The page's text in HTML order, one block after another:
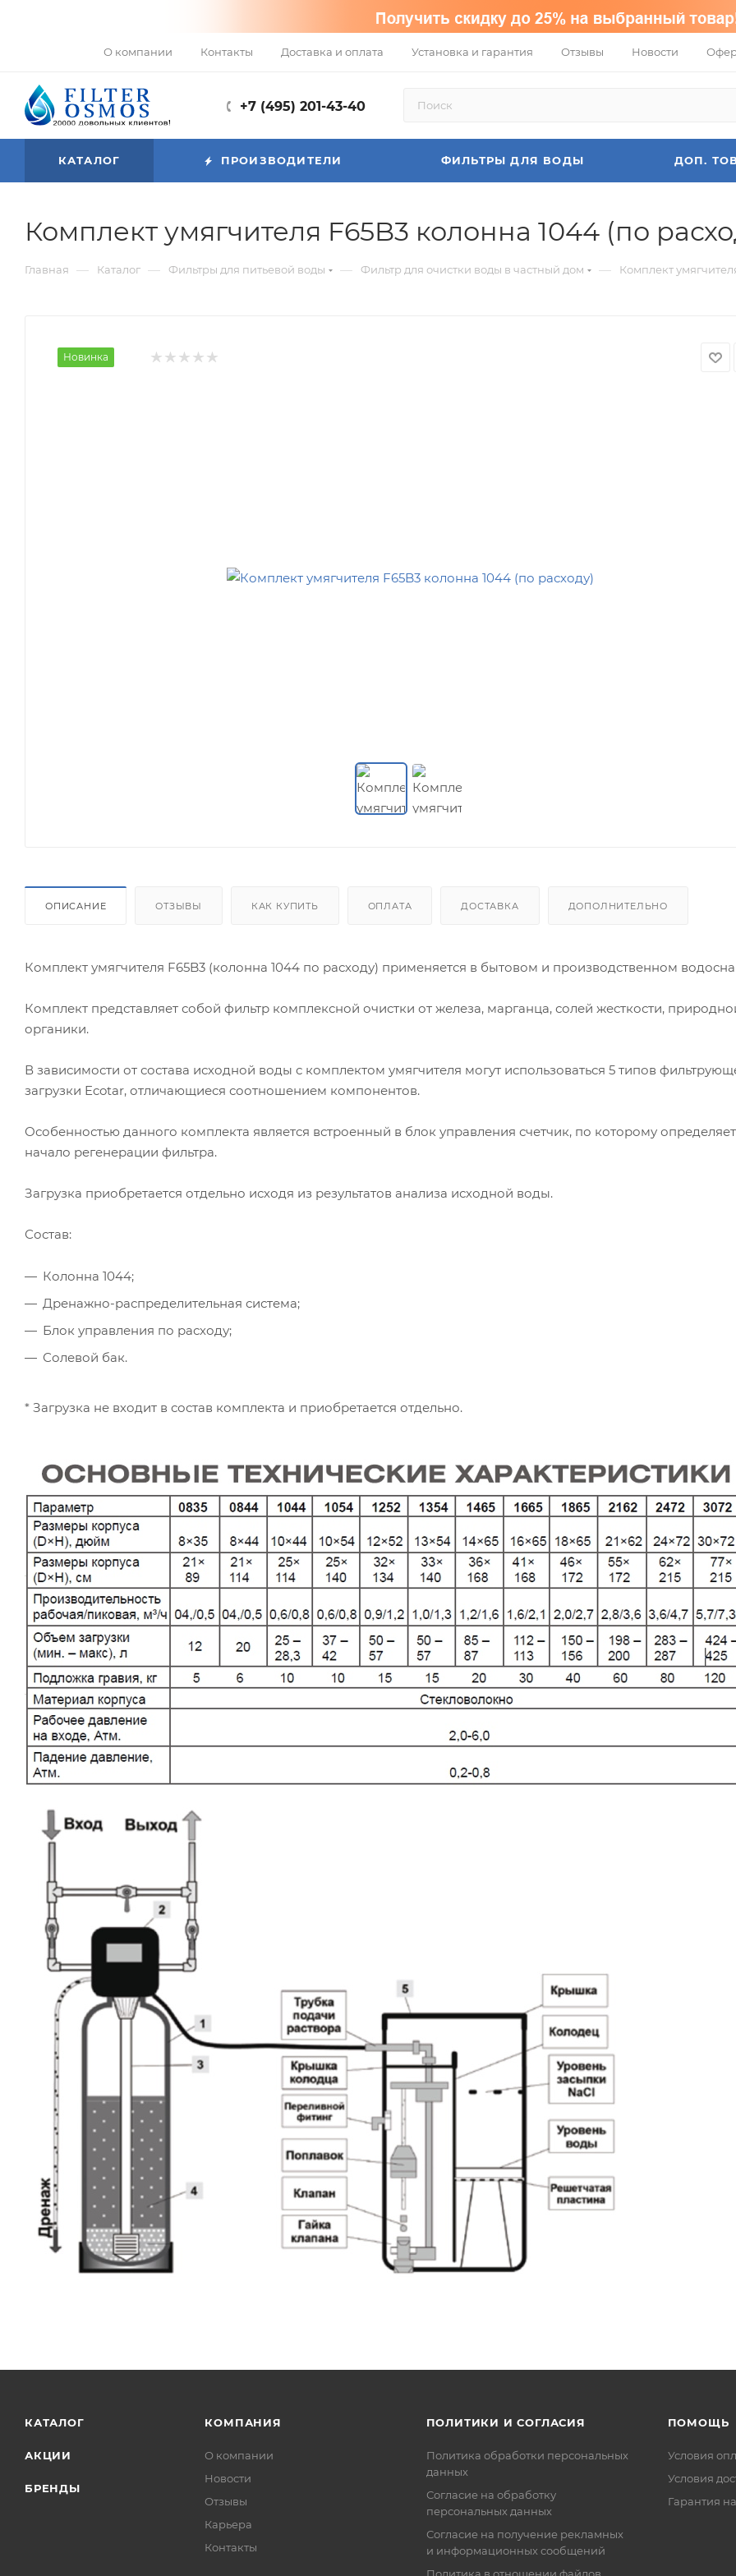
О компании Контакты Доставка и оплата Установка и гарантия Отзывы Новости
+7 (495) 201-43-40
КАТАЛОГ ПРОИЗВОДИТЕЛИ ФИЛЬТРЫ ДЛЯ ВОДЫ ДОП.
Комплект умягчителя F65B3 колонна 1044 (по
Главная — Каталог — Фильтры для питьевой воды — Фильтр для очистки воды в частный дом — Комплект
Новинка
ОПИСАНИЕ ОТЗЫВЫ КАК КУПИТЬ ОПЛАТА ДОСТАВКА ДОПОЛНИТЕЛЬНО
Комплект умягчителя F65B3 (колонна 1044 по расходу) применяется в бытовом и производственном
Комплект представляет собой фильтр комплексной очистки от железа, марганца, солей жесткости,
органики.
В зависимости от состава исходной воды с комплектом умягчителя могут использоваться 5 типов
загрузки Ecotar, отличающиеся соотношением компонентов.
Особенностью данного комплекта является встроенный в блок управления счетчик, по которому
начало регенерации фильтра.
Загрузка приобретается отдельно исходя из результатов анализа исходной воды.
Состав:
Колонна 1044;
Дренажно-распределительная система;
Блок управления по расходу;
Солевой бак.
* Загрузка не входит в состав комплекта и приобретается отдельно.
КАТАЛОГ
АКЦИИ
БРЕНДЫ
КОМПАНИЯ
О компании
Новости
Отзывы
Карьера
Контакты
ПОЛИТИКИ И СОГЛАСИЯ
Политика обработки персональных
данных
Согласие на обработку
персональных данных
Согласие на получение рекламных
и информационных сообщений
ПОМОЩЬ
Условия
Условия
Гарантия